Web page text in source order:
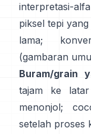
interpretasi-
piksel tepi
lama;
(gambaran
Buram/grain
tajam ke
menonjol;
setelah proses